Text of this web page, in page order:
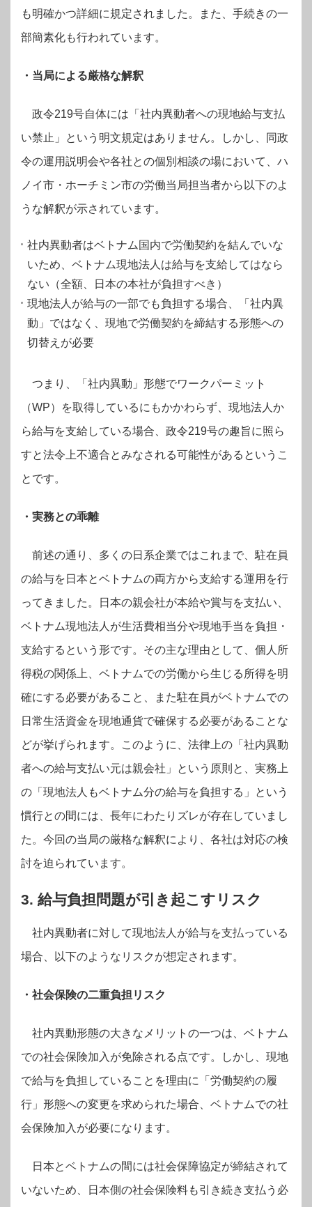
も明確かつ詳細に規定されました。また、手続きの一
部簡素化も行われています。
・当局による厳格な解釈
政令219号自体には「社内異動者への現地給与支払
い禁止」という明文規定はありません。しかし、同政
令の運用説明会や各社との個別相談の場において、ハ
ノイ市・ホーチミン市の労働当局担当者から以下のよ
うな解釈が示されています。
社内異動者はベトナム国内で労働契約を結んでいな
いため、ベトナム現地法人は給与を支給してはなら
ない（全額、日本の本社が負担すべき）
現地法人が給与の一部でも負担する場合、「社内異
動」ではなく、現地で労働契約を締結する形態への
切替えが必要
つまり、「社内異動」形態でワークパーミット
（WP）を取得しているにもかかわらず、現地法人か
ら給与を支給している場合、政令219号の趣旨に照ら
すと法令上不適合とみなされる可能性があるというこ
とです。
・実務との乖離
前述の通り、多くの日系企業ではこれまで、駐在員
の給与を日本とベトナムの両方から支給する運用を行
ってきました。日本の親会社が本給や賞与を支払い、
ベトナム現地法人が生活費相当分や現地手当を負担・
支給するという形です。その主な理由として、個人所
得税の関係上、ベトナムでの労働から生じる所得を明
確にする必要があること、また駐在員がベトナムでの
日常生活資金を現地通貨で確保する必要があることな
どが挙げられます。このように、法律上の「社内異動
者への給与支払い元は親会社」という原則と、実務上
の「現地法人もベトナム分の給与を負担する」という
慣行との間には、長年にわたりズレが存在していまし
た。今回の当局の厳格な解釈により、各社は対応の検
討を迫られています。
3. 給与負担問題が引き起こすリスク
社内異動者に対して現地法人が給与を支払っている
場合、以下のようなリスクが想定されます。
・社会保険の二重負担リスク
社内異動形態の大きなメリットの一つは、ベトナム
での社会保険加入が免除される点です。しかし、現地
で給与を負担していることを理由に「労働契約の履
行」形態への変更を求められた場合、ベトナムでの社
会保険加入が必要になります。
日本とベトナムの間には社会保障協定が締結されて
いないため、日本側の社会保険料も引き続き支払う必